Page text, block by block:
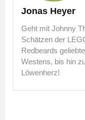
Jonas Heyer
Geht mit Johnny
Schätzen der
Redbeards
Westens, bis hin
Löwenherz!